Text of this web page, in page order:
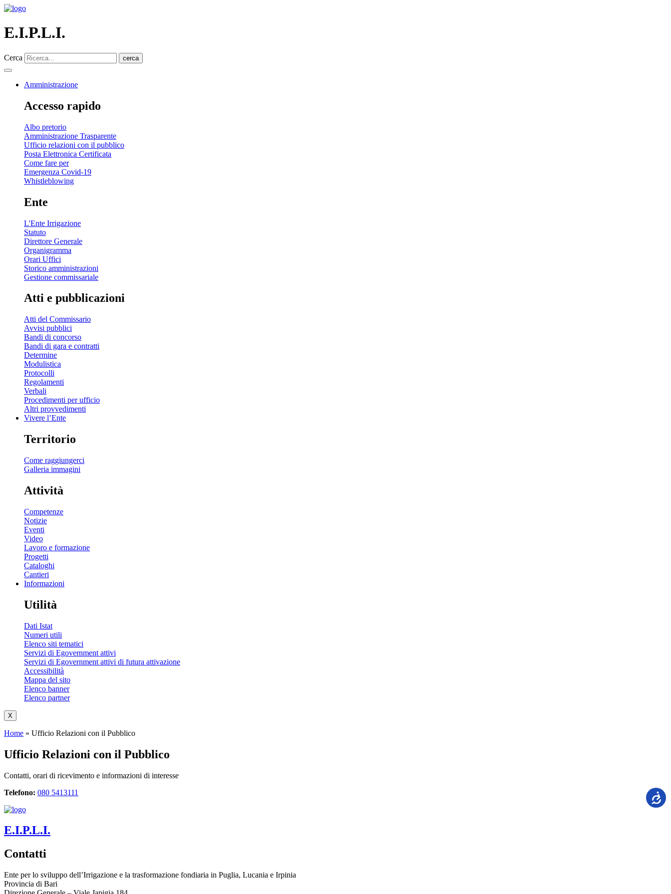
E.I.P.L.I.
Cerca cerca
Amministrazione
Accesso rapido
Albo pretorio
Amministrazione Trasparente
Ufficio relazioni con il pubblico
Posta Elettronica Certificata
Come fare per
Emergenza Covid-19
Whistleblowing
Ente
L'Ente Irrigazione
Statuto
Direttore Generale
Organigramma
Orari Uffici
Storico amministrazioni
Gestione commissariale
Atti e pubblicazioni
Atti del Commissario
Avvisi pubblici
Bandi di concorso
Bandi di gara e contratti
Determine
Modulistica
Protocolli
Regolamenti
Verbali
Procedimenti per ufficio
Altri provvedimenti
Vivere l’Ente
Territorio
Come raggiungerci
Galleria immagini
Attività
Competenze
Notizie
Eventi
Video
Lavoro e formazione
Progetti
Cataloghi
Cantieri
Informazioni
Utilità
Dati Istat
Numeri utili
Elenco siti tematici
Servizi di Egovernment attivi
Servizi di Egovernment attivi di futura attivazione
Accessibilità
Mappa del sito
Elenco banner
Elenco partner
X
Home » Ufficio Relazioni con il Pubblico
Ufficio Relazioni con il Pubblico
Contatti, orari di ricevimento e informazioni di interesse
Telefono: 080 5413111
E.I.P.L.I.
Contatti
Ente per lo sviluppo dell’Irrigazione e la trasformazione fondiaria in Puglia, Lucania e Irpinia
Provincia di Bari